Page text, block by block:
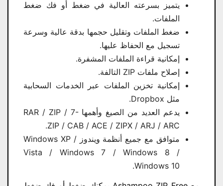
يتميز بسرعته العالية في ضغط أو فك ضغط
الملفات.
ضغط الملفات وتقليل حجمها بدقة عالية وسرعة
تسجيل مع الحفاظ عليها.
إمكانية قراءة الملفات المشفرة.
إصلاح ملفات ZIP التالفة.
إمكانية تخزين الملفات عبر الخدمات السحابية
مثل Dropbox.
يدعم العديد من الصيغ وأهمها RAR / ZIP / 7-
ZIP / CAB / ACE / ZIPX / ARJ / ARC.
متوافق مع جميع أنظمة ويندوز Windows XP /
Vista / Windows 7 / Windows 8 /
Windows 10.